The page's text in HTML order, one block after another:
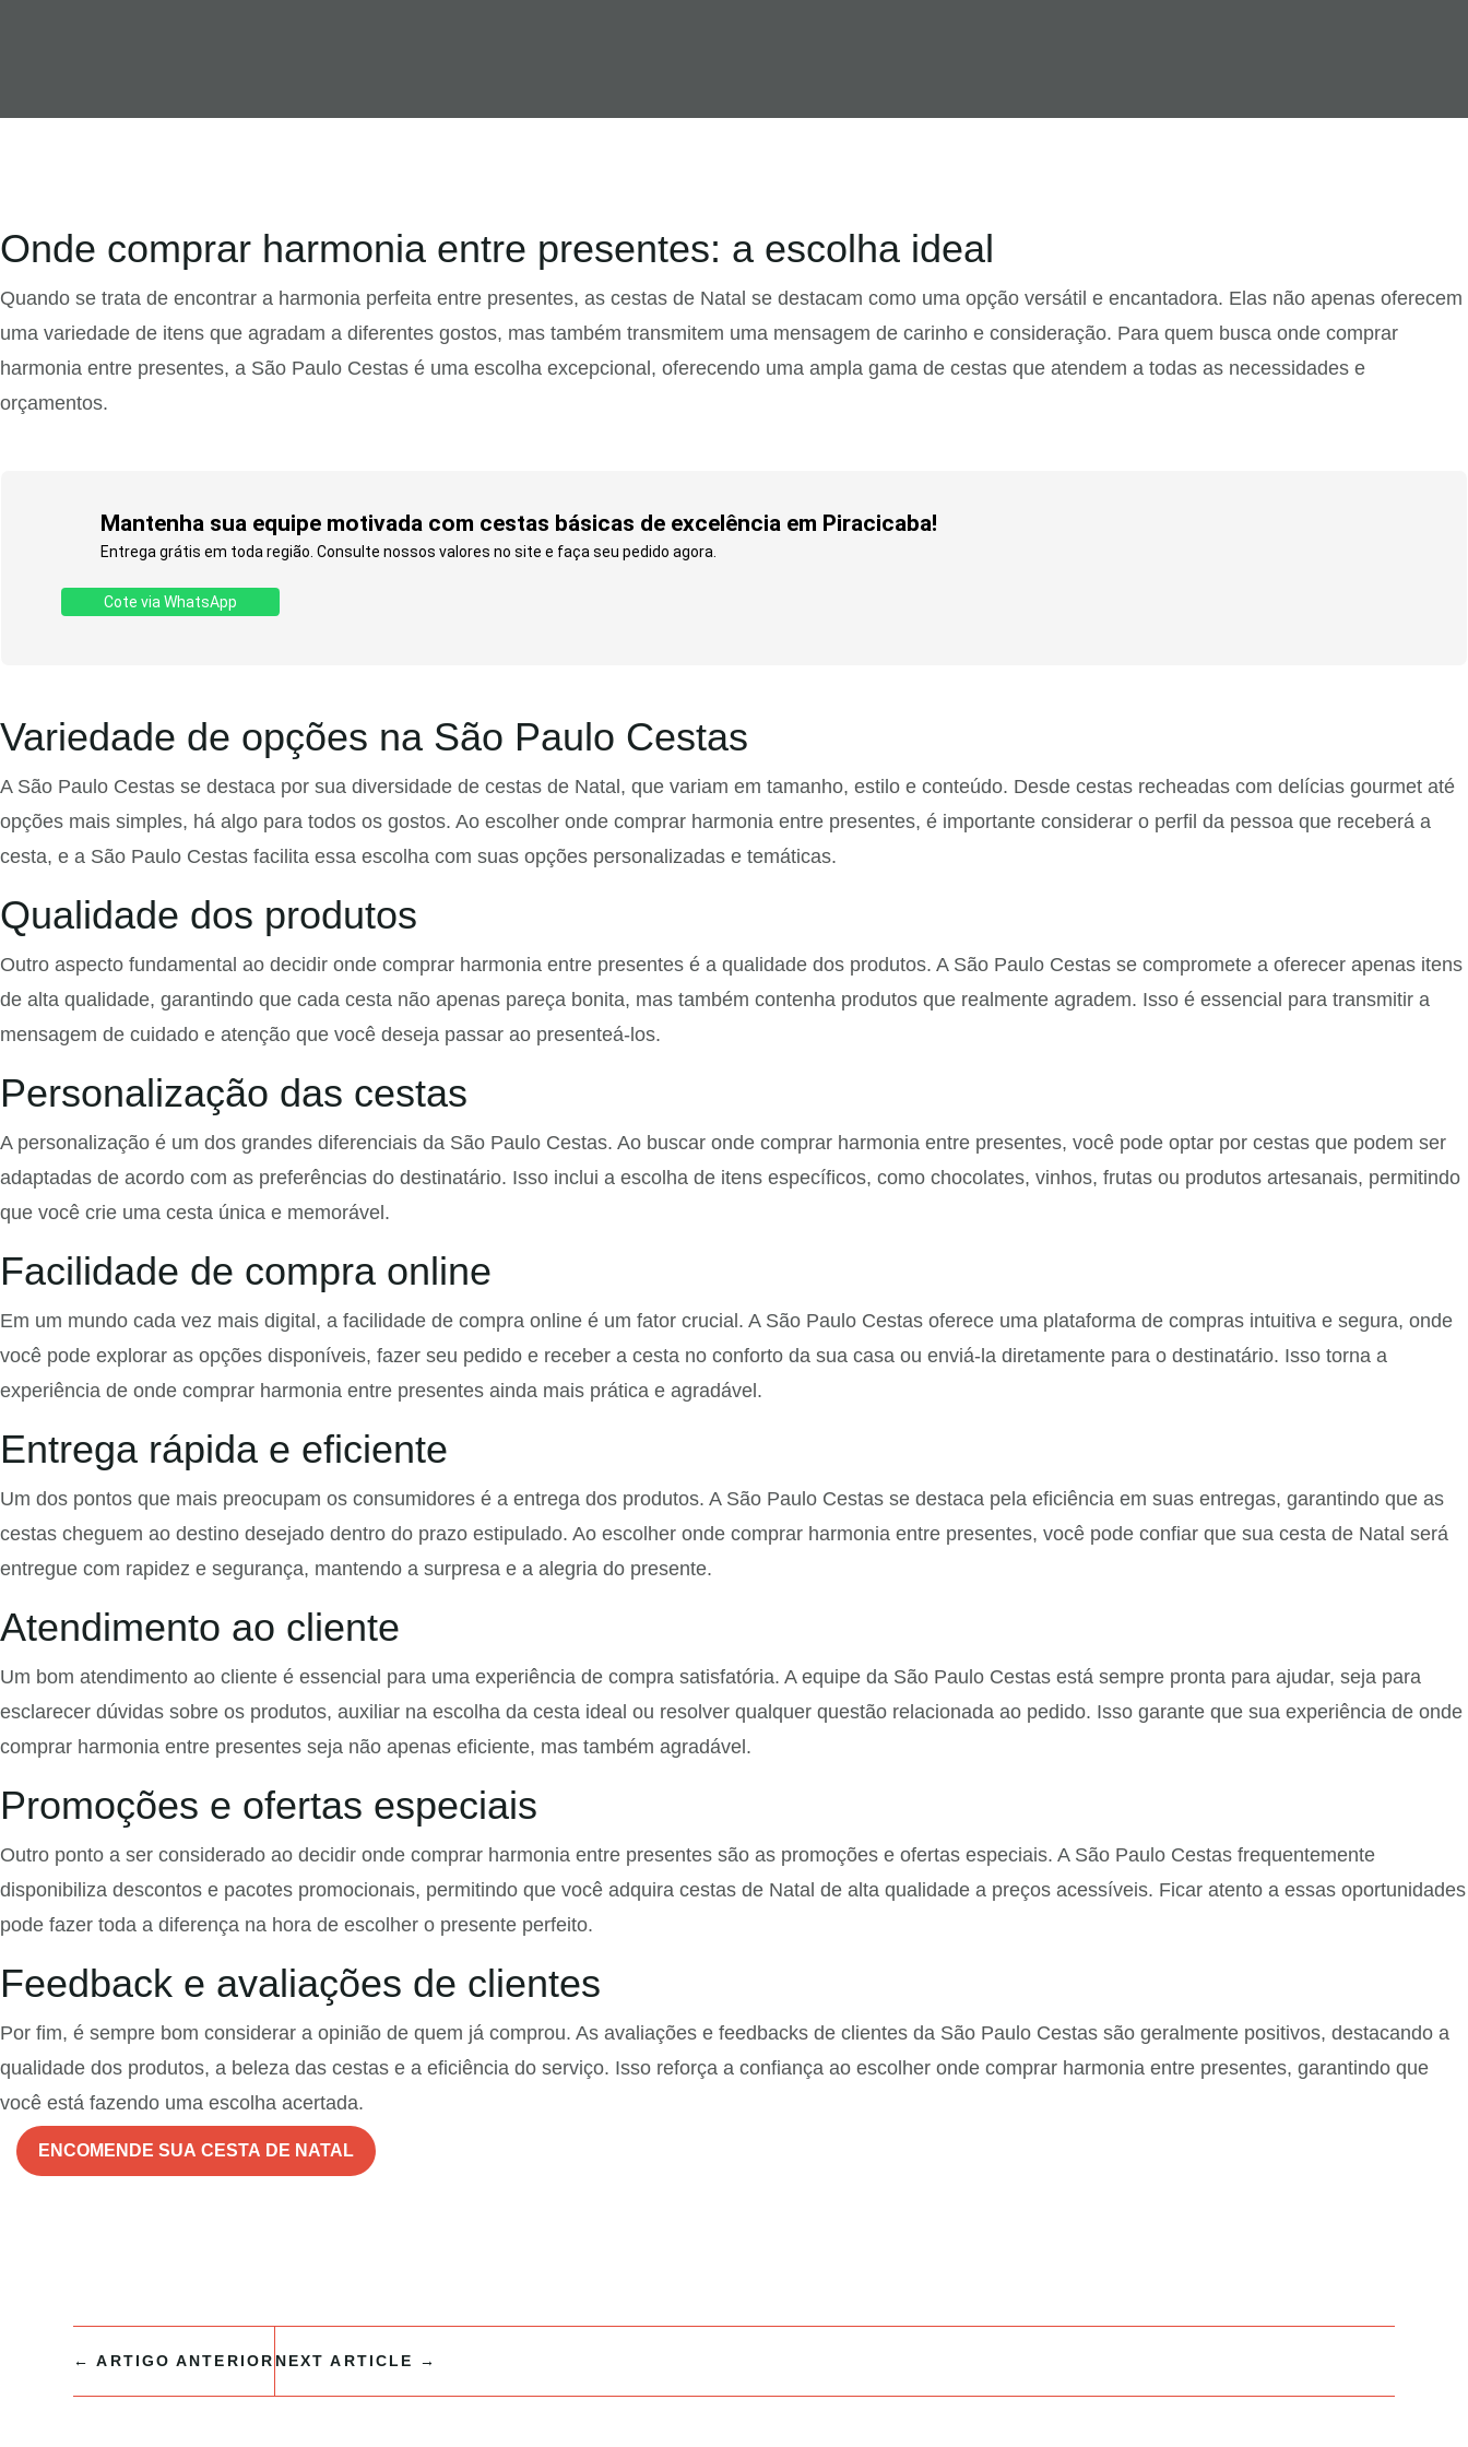
Onde comprar harmonia entre presentes: a escolha ideal
Quando se trata de encontrar a harmonia perfeita entre presentes, as cestas de Natal se destacam como uma opção versátil e encantadora. Elas não apenas oferecem
uma variedade de itens que agradam a diferentes gostos, mas também transmitem uma mensagem de carinho e consideração. Para quem busca onde comprar
harmonia entre presentes, a São Paulo Cestas é uma escolha excepcional, oferecendo uma ampla gama de cestas que atendem a todas as necessidades e
orçamentos.
Mantenha sua equipe motivada com cestas básicas de excelência em Piracicaba!
Entrega grátis em toda região. Consulte nossos valores no site e faça seu pedido agora.
Cote via WhatsApp
Variedade de opções na São Paulo Cestas
A São Paulo Cestas se destaca por sua diversidade de cestas de Natal, que variam em tamanho, estilo e conteúdo. Desde cestas recheadas com delícias gourmet até
opções mais simples, há algo para todos os gostos. Ao escolher onde comprar harmonia entre presentes, é importante considerar o perfil da pessoa que receberá a
cesta, e a São Paulo Cestas facilita essa escolha com suas opções personalizadas e temáticas.
Qualidade dos produtos
Outro aspecto fundamental ao decidir onde comprar harmonia entre presentes é a qualidade dos produtos. A São Paulo Cestas se compromete a oferecer apenas itens
de alta qualidade, garantindo que cada cesta não apenas pareça bonita, mas também contenha produtos que realmente agradem. Isso é essencial para transmitir a
mensagem de cuidado e atenção que você deseja passar ao presenteá-los.
Personalização das cestas
A personalização é um dos grandes diferenciais da São Paulo Cestas. Ao buscar onde comprar harmonia entre presentes, você pode optar por cestas que podem ser
adaptadas de acordo com as preferências do destinatário. Isso inclui a escolha de itens específicos, como chocolates, vinhos, frutas ou produtos artesanais, permitindo
que você crie uma cesta única e memorável.
Facilidade de compra online
Em um mundo cada vez mais digital, a facilidade de compra online é um fator crucial. A São Paulo Cestas oferece uma plataforma de compras intuitiva e segura, onde
você pode explorar as opções disponíveis, fazer seu pedido e receber a cesta no conforto da sua casa ou enviá-la diretamente para o destinatário. Isso torna a
experiência de onde comprar harmonia entre presentes ainda mais prática e agradável.
Entrega rápida e eficiente
Um dos pontos que mais preocupam os consumidores é a entrega dos produtos. A São Paulo Cestas se destaca pela eficiência em suas entregas, garantindo que as
cestas cheguem ao destino desejado dentro do prazo estipulado. Ao escolher onde comprar harmonia entre presentes, você pode confiar que sua cesta de Natal será
entregue com rapidez e segurança, mantendo a surpresa e a alegria do presente.
Atendimento ao cliente
Um bom atendimento ao cliente é essencial para uma experiência de compra satisfatória. A equipe da São Paulo Cestas está sempre pronta para ajudar, seja para
esclarecer dúvidas sobre os produtos, auxiliar na escolha da cesta ideal ou resolver qualquer questão relacionada ao pedido. Isso garante que sua experiência de onde
comprar harmonia entre presentes seja não apenas eficiente, mas também agradável.
Promoções e ofertas especiais
Outro ponto a ser considerado ao decidir onde comprar harmonia entre presentes são as promoções e ofertas especiais. A São Paulo Cestas frequentemente
disponibiliza descontos e pacotes promocionais, permitindo que você adquira cestas de Natal de alta qualidade a preços acessíveis. Ficar atento a essas oportunidades
pode fazer toda a diferença na hora de escolher o presente perfeito.
Feedback e avaliações de clientes
Por fim, é sempre bom considerar a opinião de quem já comprou. As avaliações e feedbacks de clientes da São Paulo Cestas são geralmente positivos, destacando a
qualidade dos produtos, a beleza das cestas e a eficiência do serviço. Isso reforça a confiança ao escolher onde comprar harmonia entre presentes, garantindo que
você está fazendo uma escolha acertada.
ENCOMENDE SUA CESTA DE NATAL
←ARTIGO ANTERIOR NEXT ARTICLE →